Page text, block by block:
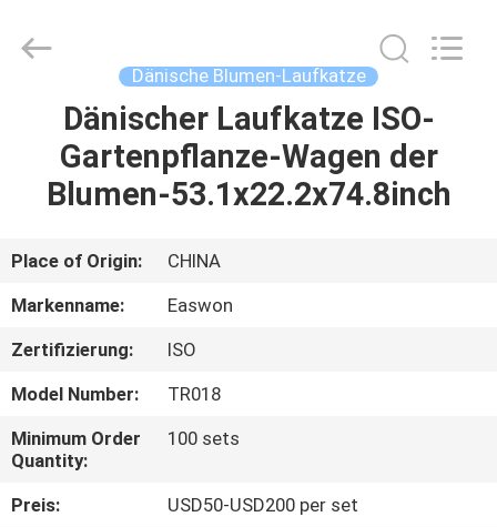
HAUS
PRODUKTE
ÜBER
UNS
FABRIK-
AUSFLUG
QUALITÄTSKONTROLLE
Export
Dänische Blumen-Laufkatze
Dänischer Laufkatze ISO-
Gartenpflanze-Wagen der
Blumen-53.1x22.2x74.8inch
Place of Origin:
CHINA
Markenname:
Easwon
Zertifizierung:
ISO
Model Number:
TR018
Minimum Order
Quantity:
100 sets
Preis:
USD50-USD200 per set